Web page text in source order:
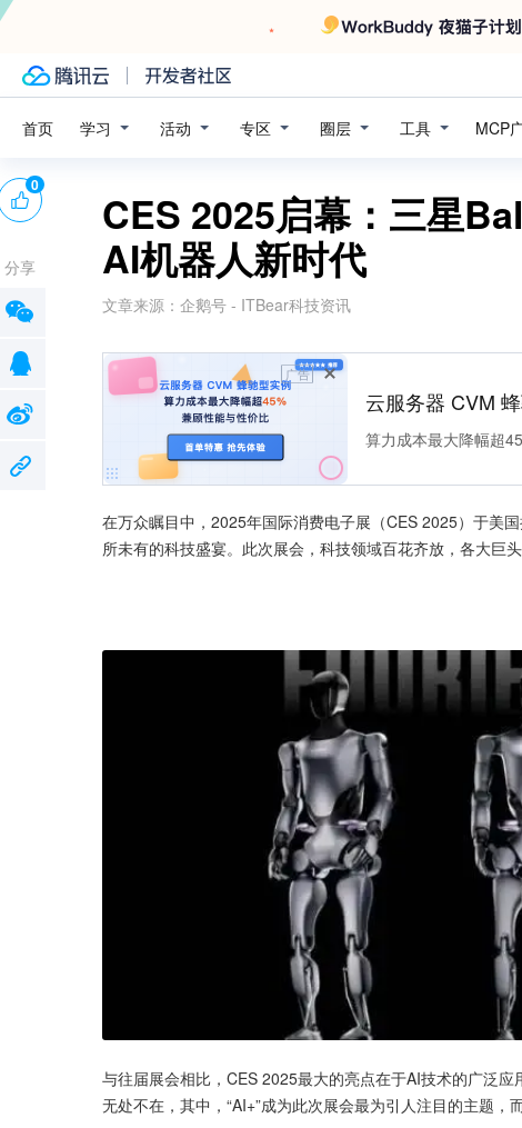
首页 学习 活动 专区 圈层 工具 MCP
CES 2025启幕：三星
AI机器人新时代
文章来源： 企鹅号 - ITBear科技资讯
广告
云服务器 CVM
算力成本最大降幅超
在万众瞩目中，2025年国际消费电子展（CES 2025）于美
所未有的科技盛宴。此次展会，科技领域百花齐放，各大巨
与往届展会相比，CES 2025最大的亮点在于AI技术的广泛
无处不在，其中，“AI+”成为此次展会最为引人注目的主题，
0
分享